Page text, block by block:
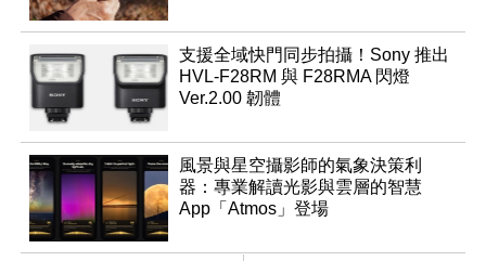
支援全域快門同步拍攝！Sony 推出
HVL-F28RM 與 F28RMA 閃燈
Ver.2.00 韌體
風景與星空攝影師的氣象決策利
器：專業解讀光影與雲層的智慧
App「Atmos」登場